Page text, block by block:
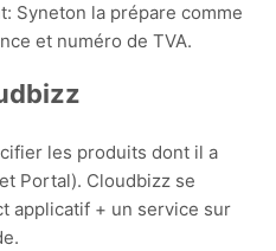
jour d'Admin-Consult /
Syneton la prépare comme
et numéro de TVA.
les produits dont il a
Portal). Cloudbizz se
applicatif + un service sur